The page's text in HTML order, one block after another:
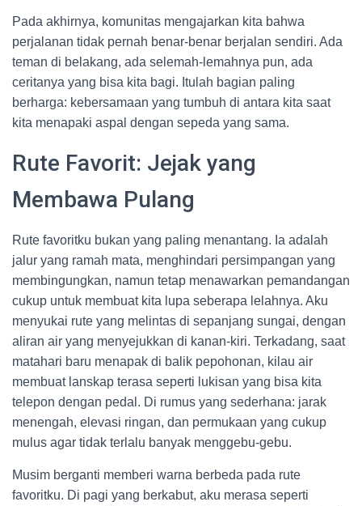
Pada akhirnya, komunitas mengajarkan kita bahwa
perjalanan tidak pernah benar-benar berjalan sendiri. Ada
teman di belakang, ada selemah-lemahnya pun, ada
ceritanya yang bisa kita bagi. Itulah bagian paling
berharga: kebersamaan yang tumbuh di antara kita saat
kita menapaki aspal dengan sepeda yang sama.
Rute Favorit: Jejak yang
Membawa Pulang
Rute favoritku bukan yang paling menantang. Ia adalah
jalur yang ramah mata, menghindari persimpangan yang
membingungkan, namun tetap menawarkan pemandangan
cukup untuk membuat kita lupa seberapa lelahnya. Aku
menyukai rute yang melintas di sepanjang sungai, dengan
aliran air yang menyejukkan di kanan-kiri. Terkadang, saat
matahari baru menapak di balik pepohonan, kilau air
membuat lanskap terasa seperti lukisan yang bisa kita
telepon dengan pedal. Di rumus yang sederhana: jarak
menengah, elevasi ringan, dan permukaan yang cukup
mulus agar tidak terlalu banyak menggebu-gebu.
Musim berganti memberi warna berbeda pada rute
favoritku. Di pagi yang berkabut, aku merasa seperti